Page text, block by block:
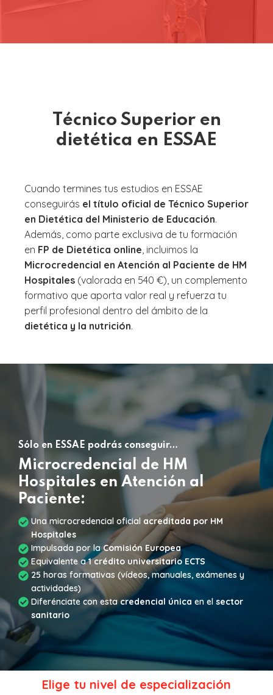
Técnico Superior en
dietética en ESSAE
Cuando termines tus estudios en ESSAE
conseguirás el título oficial de Técnico Superior
en Dietética del Ministerio de Educación.
Además, como parte exclusiva de tu formación
en FP de Dietética online , incluimos la
Microcredencial en Atención al Paciente de HM
Hospitales (valorada en 540 €), un complemento
formativo que aporta valor real y refuerza tu
perfil profesional dentro del ámbito de la
dietética y la nutrición.
Sólo en ESSAE podrás conseguir…
Microcredencial de HM
Hospitales en Atención al
Paciente:
Una microcredencial oficial acreditada por HM
Hospitales
Impulsada por laComisión Europea
Equivalente a1 crédito universitario ECTS
25 horas formativas (vídeos, manuales, exámenes y
actividades)
Diferénciate con estacredencial única en el sector
sanitario
Elige tu nivel de especialización